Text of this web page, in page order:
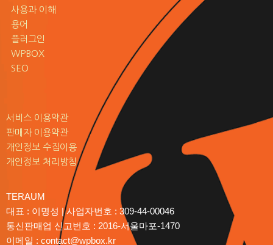
사용과 이해
용어
플러그인
WPBOX
SEO
서비스 이용약관
판매자 이용약관
개인정보 수집이용
개인정보 처리방침
TERAUM
대표 : 이명성 | 사업자번호 : 309-44-00046
통신판매업 신고번호 : 2016-서울마포-1470
이메일 : contact@wpbox.kr